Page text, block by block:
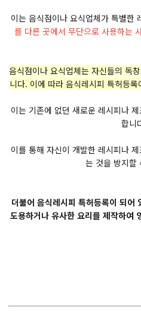
이는 음식점이나 요식업체가 특별한
를 다른 곳에서 무단으로 사용하는
음식점이나 요식업체는 자신들의 독
니다. 이에 따라 음식레시피 특허등
이는 기존에 없던 새로운 레시피나
합니
이를 통해 자신이 개발한 레시피나
는 것을 방지할
더불어 음식레시피 특허등록이 되어
도용하거나 유사한 요리를 제작하여